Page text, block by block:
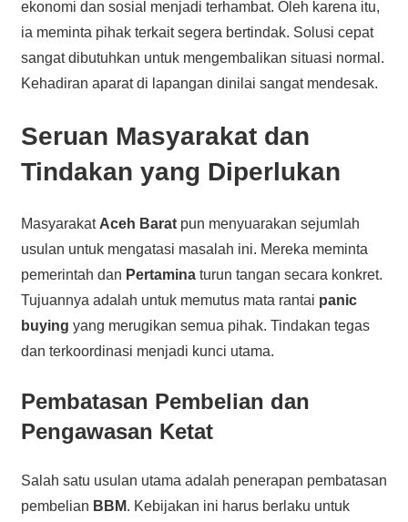
ekonomi dan sosial menjadi terhambat. Oleh karena itu,
ia meminta pihak terkait segera bertindak. Solusi cepat
sangat dibutuhkan untuk mengembalikan situasi normal.
Kehadiran aparat di lapangan dinilai sangat mendesak.
Seruan Masyarakat dan
Tindakan yang Diperlukan
Masyarakat Aceh Baratpun menyuarakan sejumlah
usulan untuk mengatasi masalah ini. Mereka meminta
pemerintah dan Pertaminaturun tangan secara konkret.
Tujuannya adalah untuk memutus mata rantai panic
buying yang merugikan semua pihak. Tindakan tegas
dan terkoordinasi menjadi kunci utama.
Pembatasan Pembelian dan
Pengawasan Ketat
Salah satu usulan utama adalah penerapan pembatasan
pembelian BBM. Kebijakan ini harus berlaku untuk